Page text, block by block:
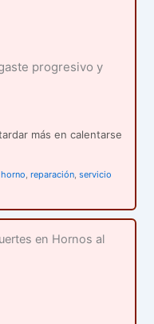
progresivo y
más en calentarse
,horno ,reparación ,servicio